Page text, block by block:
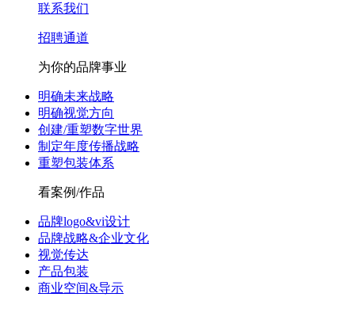
联系我们
招聘通道
为你的品牌事业
明确未来战略
明确视觉方向
创建/重塑数字世界
制定年度传播战略
重塑包装体系
看案例/作品
品牌logo&vi设计
品牌战略&企业文化
视觉传达
产品包装
商业空间&导示